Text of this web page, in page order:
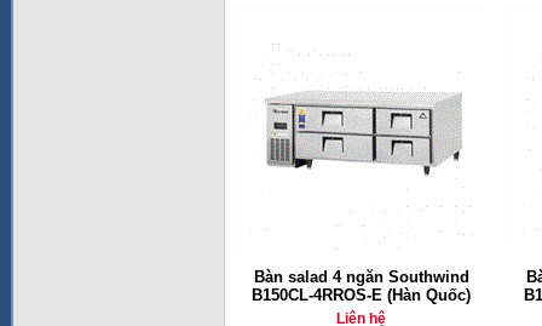
Bàn salad 4 ngăn Southwind
B150CL-4RROS-E (Hàn Quốc)
Liên hệ